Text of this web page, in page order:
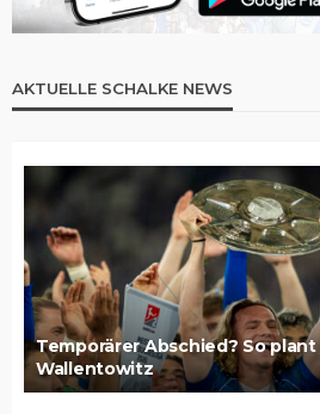
AKTUELLE SCHALKE NEWS
Temporärer Abschied? So
Wallentowitz